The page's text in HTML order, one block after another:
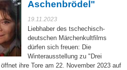
Aschenbrödel"
19.11.2023
Liebhaber des tschechisch-
deutschen Märchenkultfilms
dürfen sich freuen: Die
Winterausstellung zu "Drei
ihre Tore am 22. November 2023 auf